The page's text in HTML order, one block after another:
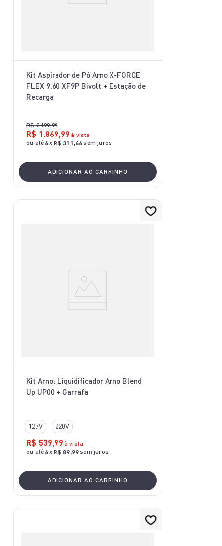
Kit Aspirador de Pó Arno X-FORCE
FLEX 9.60 XF9P Bivolt + Estação de
Recarga
R$ 2.199,99
R$ 1 .869,99 à vista
ou até 6x R$ 311 ,66sem juros
ADICIONAR AO CARRINHO
Kit Arno: Liquidificador Arno Blend
Up UP00 + Garrafa
127V 220V
R$ 539,99 à vista
ou até 6x R$ 89,99sem juros
ADICIONAR AO CARRINHO